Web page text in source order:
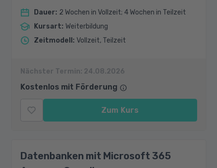
Dauer: 2 Wochen in Vollzeit; 4 Wochen in Teilzeit
Kursart: Weiterbildung
Zeitmodell : Vollzeit, Teilzeit
Nächster Termin: 24.08.2026
Kostenlos mit Förderung
Zum Kurs
Datenbanken mit Microsoft 365